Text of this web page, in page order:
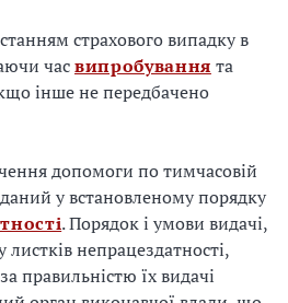
страхового випадку в
часвипробування та
інше не передбачено
допомоги по тимчасовій
у встановленому порядку
. Порядок і умови видачі,
непрацездатності,
правильністю їх видачі